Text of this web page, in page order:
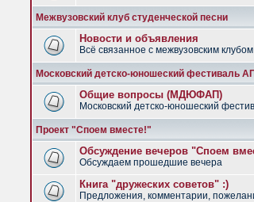
Межвузовский клуб студенческой песни
Новости и объявления
Всё связанное с межвузовским
Московский детско-юношеский фестиваль АП
Общие вопросы (МДЮФАП)
Московский детско-юношеский
Проект "Споем вместе!"
Обсуждение вечеров "Споем
Обсуждаем прошедшие вечера
Книга "дружеских советов" :)
Предложения, комментарии,